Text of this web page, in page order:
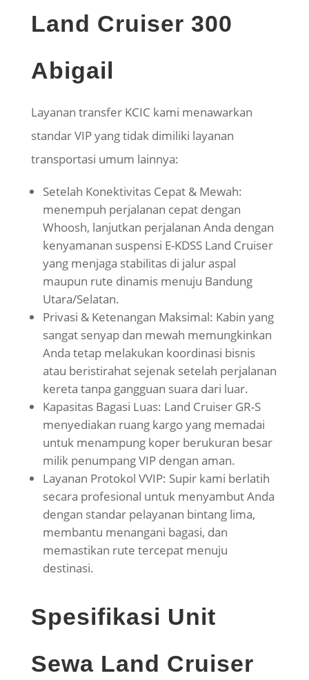
Land Cruiser 300
Abigail
Layanan transfer KCIC kami menawarkan
standar VIP yang tidak dimiliki layanan
transportasi umum lainnya:
Setelah Konektivitas Cepat & Mewah:
menempuh perjalanan cepat dengan
Whoosh, lanjutkan perjalanan Anda dengan
kenyamanan suspensi E-KDSS Land Cruiser
yang menjaga stabilitas di jalur aspal
maupun rute dinamis menuju Bandung
Utara/Selatan.
Privasi & Ketenangan Maksimal: Kabin yang
sangat senyap dan mewah memungkinkan
Anda tetap melakukan koordinasi bisnis
atau beristirahat sejenak setelah perjalanan
kereta tanpa gangguan suara dari luar.
Kapasitas Bagasi Luas: Land Cruiser GR-S
menyediakan ruang kargo yang memadai
untuk menampung koper berukuran besar
milik penumpang VIP dengan aman.
Layanan Protokol VVIP: Supir kami berlatih
secara profesional untuk menyambut Anda
dengan standar pelayanan bintang lima,
membantu menangani bagasi, dan
memastikan rute tercepat menuju
destinasi.
Spesifikasi Unit
Sewa Land Cruiser